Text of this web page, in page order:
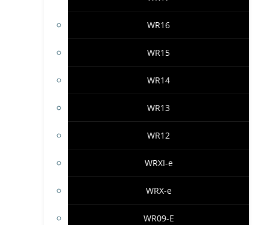
WR16
WR15
WR14
WR13
WR12
WRXI-e
WRX-e
WR09-E